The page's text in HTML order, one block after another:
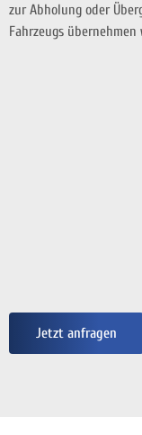
zur Abholung oder
Fahrzeugs
Jetzt anfragen